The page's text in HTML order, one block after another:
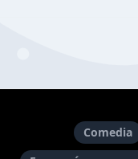
Comedia